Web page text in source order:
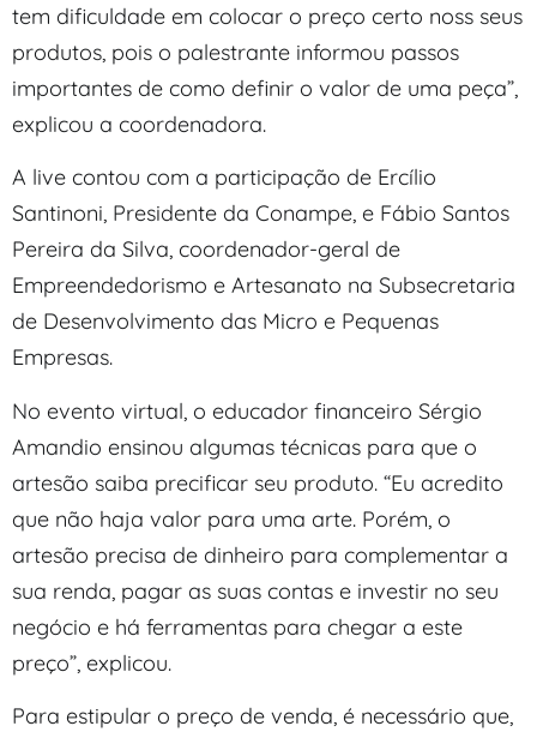
tem dificuldade em colocar o preço certo noss seus
produtos, pois o palestrante informou passos
importantes de como definir o valor de uma peça”,
explicou a coordenadora.
A live contou com a participação de Ercílio
Santinoni, Presidente da Conampe, e Fábio Santos
Pereira da Silva, coordenador-geral de
Empreendedorismo e Artesanato na Subsecretaria
de Desenvolvimento das Micro e Pequenas
Empresas.
No evento virtual, o educador financeiro Sérgio
Amandio ensinou algumas técnicas para que o
artesão saiba precificar seu produto. “Eu acredito
que não haja valor para uma arte. Porém, o
artesão precisa de dinheiro para complementar a
sua renda, pagar as suas contas e investir no seu
negócio e há ferramentas para chegar a este
preço”, explicou.
Para estipular o preço de venda, é necessário que,